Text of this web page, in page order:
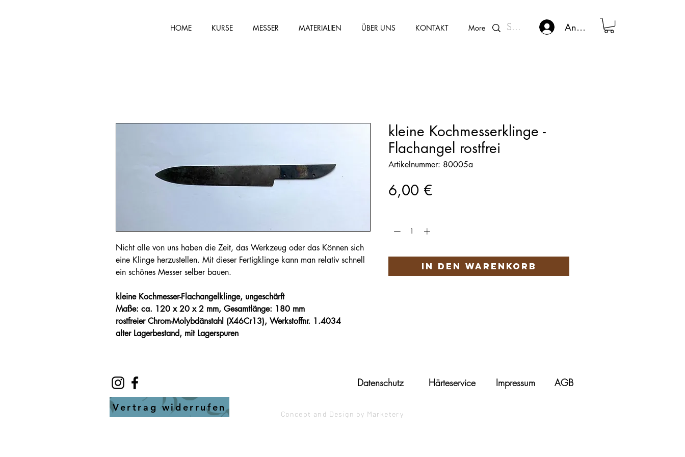
HOME KURSE MESSER MATERIALIEN ÜBER UNS KONTAKT More Kunden - Login
Anmelden
Nicht alle von uns haben die Zeit, das Werkzeug oder das Können sich
eine Klinge herzustellen. Mit dieser Fertigklinge kann man relativ schnell
ein schönes Messer selber bauen.
kleine Kochmesser-Flachangelklinge, ungeschärft
Maße: ca. 120 x 20 x 2 mm, Gesamtlänge: 180 mm
rostfreier Chrom-Molybdänstahl (X46Cr13), Werkstoffnr. 1.4034
alter Lagerbestand, mit Lagerspuren
kleine Kochmesserklinge -
Flachangel rostfrei
Artikelnummer: 80005a
6,00 €Preis
In den Warenkorb
Vertrag widerrufen
Datenschutz Härteservice Impressum AGB
Concept and Design by Marketery